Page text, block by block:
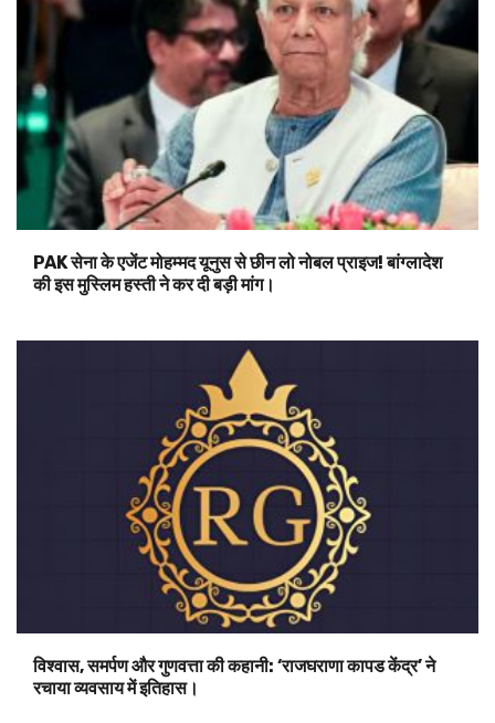
PAK सेना के एजेंट मोहम्मद यूनुस से छीन लो नोबल प्राइज! बांग्लादेश
की इस मुस्लिम हस्ती ने कर दी बड़ी मांग।
विश्वास, समर्पण और गुणवत्ता की कहानी: ‘राजघराणा कापड केंद्र’ ने
रचाया व्यवसाय में इतिहास।